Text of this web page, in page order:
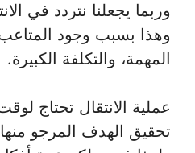
وربما يجعلنا نتردد في
وهذا بسبب وجود
المهمة، والتكلفة الكبيرة.
عملية الانتقال تحتاج
تحقيق الهدف المرجو